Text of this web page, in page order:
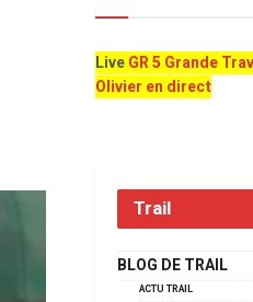
LiveGR 5 Grande
Olivier en direct
Trail
BLOG DE TRAIL
ACTU TRAIL